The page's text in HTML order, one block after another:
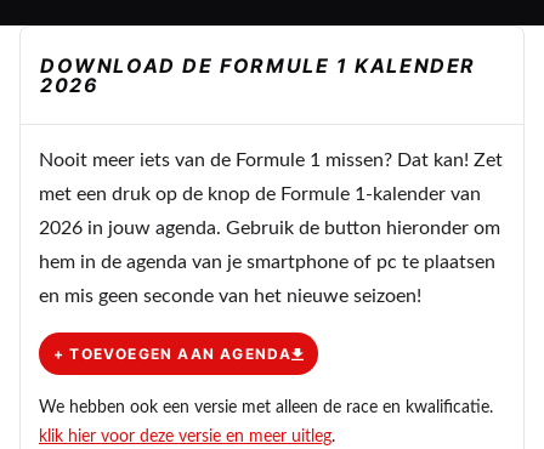
DOWNLOAD DE FORMULE 1 KALENDER
2026
Nooit meer iets van de Formule 1 missen? Dat kan! Zet
met een druk op de knop de Formule 1-kalender van
2026 in jouw agenda. Gebruik de button hieronder om
hem in de agenda van je smartphone of pc te plaatsen
en mis geen seconde van het nieuwe seizoen!
+ TOEVOEGEN AAN AGENDA
We hebben ook een versie met alleen de race en kwalificatie.
klik hier voor deze versie en meer uitleg.